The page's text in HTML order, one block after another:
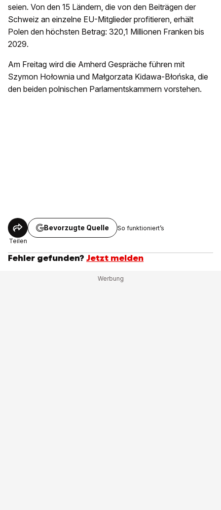
seien. Von den 15 Ländern, die von den Beiträgen der
Schweiz an einzelne EU-Mitglieder profitieren, erhält
Polen den höchsten Betrag: 320,1 Millionen Franken bis
2029.
Am Freitag wird die Amherd Gespräche führen mit
Szymon Hołownia und Małgorzata Kidawa-Błońska, die
den beiden polnischen Parlamentskammern vorstehen.
Teilen
Bevorzugte Quelle So funktioniert’s
Fehler gefunden? Jetzt melden